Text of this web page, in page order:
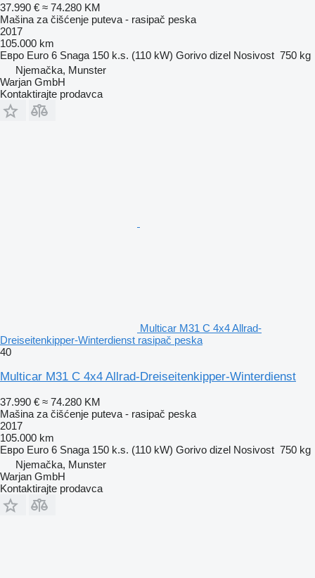
37.990 € ≈ 74.280 KM
Mašina za čišćenje puteva - rasipač peska
2017
105.000 km
Евро Euro 6 Snaga 150 k.s. (110 kW) Gorivo dizel Nosivost 750 kg
Njemačka, Munster
Warjan GmbH
Kontaktirajte prodavca
Multicar M31 C 4x4 Allrad-
Dreiseitenkipper-Winterdienst rasipač peska
40
Multicar M31 C 4x4 Allrad-Dreiseitenkipper-Winterdienst
37.990 € ≈ 74.280 KM
Mašina za čišćenje puteva - rasipač peska
2017
105.000 km
Евро Euro 6 Snaga 150 k.s. (110 kW) Gorivo dizel Nosivost 750 kg
Njemačka, Munster
Warjan GmbH
Kontaktirajte prodavca